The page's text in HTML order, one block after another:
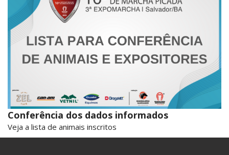
Conferência dos dados informados
Veja a lista de animais inscritos